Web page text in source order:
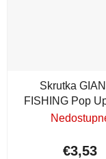
Skrutka
FISHING Pop
with Bait Rings s
€3,53